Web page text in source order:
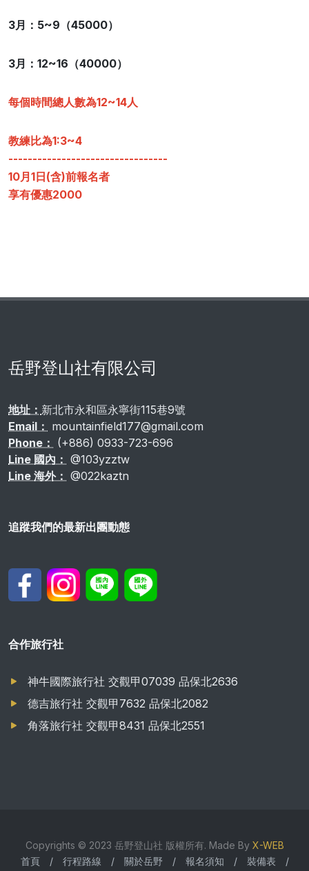
3月：5~9（45000）
3月：12~16（40000）
每個時間總人數為12~14人
教練比為1:3~4
---------------------------------
10月1日(含)前報名者
享有優惠2000
岳野登山社有限公司
地址： 新北市永和區永寧街115巷9號
Email： mountainfield177@gmail.com
Phone： (+886) 0933-723-696
Line 國內： @103yzztw
Line 海外： @022kaztn
追蹤我們的最新出團動態
合作旅行社
神牛國際旅行社 交觀甲07039 品保北2636
德吉旅行社 交觀甲7632 品保北2082
角落旅行社 交觀甲8431 品保北2551
Copyrights © 2023 岳野登山社 版權所有. Made By X-WEB
首頁
/ 行程路線 / 關於岳野 / 報名須知 / 裝備表
/